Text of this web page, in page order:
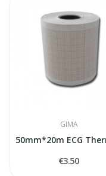
GIMA
€3.50